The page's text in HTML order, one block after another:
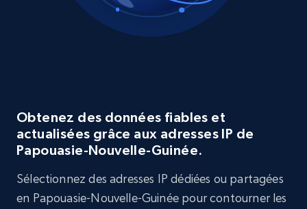
Obtenez des données fiables et
actualisées grâce aux adresses IP de
Papouasie-Nouvelle-Guinée.
Sélectionnez des adresses IP dédiées ou partagées
en Papouasie-Nouvelle-Guinée pour contourner les